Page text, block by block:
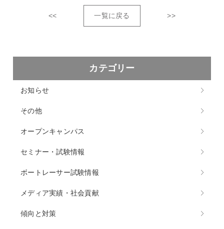
<< 一覧に戻る >>
カテゴリー
お知らせ
その他
オープンキャンパス
セミナー・試験情報
ボートレーサー試験情報
メディア実績・社会貢献
傾向と対策